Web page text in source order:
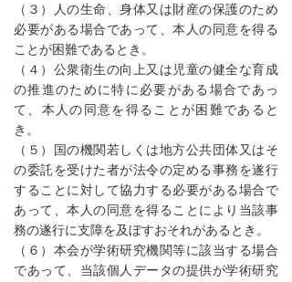
（３）人の生命、身体又は財産の保護のため
必要がある場合であって、本人の同意を得る
ことが困難であるとき。
（４）公衆衛生の向上又は児童の健全な育成
の推進のために特に必要がある場合であっ
て、本人の同意を得ることが困難であると
き。
（５）国の機関若しくは地方公共団体又はそ
の委託を受けた者が法令の定める事務を遂行
することに対して協力する必要がある場合で
あって、本人の同意を得ることにより当該事
務の遂行に支障を及ぼすおそれがあるとき。
（６）本会が学術研究機関等に該当する場合
であって、当該個人データの提供が学術研究